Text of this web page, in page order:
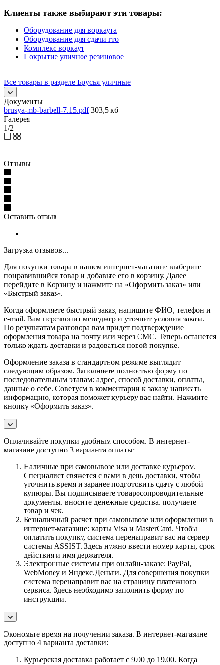
Клиенты также выбирают эти товары:
Оборудование для воркаута
Оборудование для сдачи гто
Комплекс воркаут
Покрытие уличное резиновое
Все товары в разделе Брусья уличные
Документы
brusya-mb-barbell-7.15.pdf 303,5 кб
Галерея
1/2 —
Отзывы
Оставить отзыв
Загрузка отзывов...
Для покупки товара в нашем интернет-магазине выберите
понравившийся товар и добавьте его в корзину. Далее
перейдите в Корзину и нажмите на «Оформить заказ» или
«Быстрый заказ».
Когда оформляете быстрый заказ, напишите ФИО, телефон и
e-mail. Вам перезвонит менеджер и уточнит условия заказа.
По результатам разговора вам придет подтверждение
оформления товара на почту или через СМС. Теперь останется
только ждать доставки и радоваться новой покупке.
Оформление заказа в стандартном режиме выглядит
следующим образом. Заполняете полностью форму по
последовательным этапам: адрес, способ доставки, оплаты,
данные о себе. Советуем в комментарии к заказу написать
информацию, которая поможет курьеру вас найти. Нажмите
кнопку «Оформить заказ».
Оплачивайте покупки удобным способом. В интернет-
магазине доступно 3 варианта оплаты:
Наличные при самовывозе или доставке курьером.
Специалист свяжется с вами в день доставки, чтобы
уточнить время и заранее подготовить сдачу с любой
купюры. Вы подписываете товаросопроводительные
документы, вносите денежные средства, получаете
товар и чек.
Безналичный расчет при самовывозе или оформлении в
интернет-магазине: карты Visa и MasterCard. Чтобы
оплатить покупку, система перенаправит вас на сервер
системы ASSIST. Здесь нужно ввести номер карты, срок
действия и имя держателя.
Электронные системы при онлайн-заказе: PayPal,
WebMoney и Яндекс.Деньги. Для совершения покупки
система перенаправит вас на страницу платежного
сервиса. Здесь необходимо заполнить форму по
инструкции.
Экономьте время на получении заказа. В интернет-магазине
доступно 4 варианта доставки:
Курьерская доставка работает с 9.00 до 19.00. Когда